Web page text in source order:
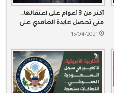
أكثر من 3 أعوام على اعتقالها..
متى تحصل عايدة الغامدي على
الحرية؟
15/04/2021